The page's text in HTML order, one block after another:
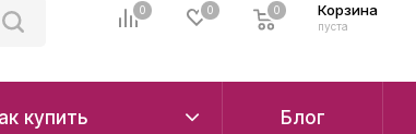
0 0 Корзина
0
пуста
0
купить Блог